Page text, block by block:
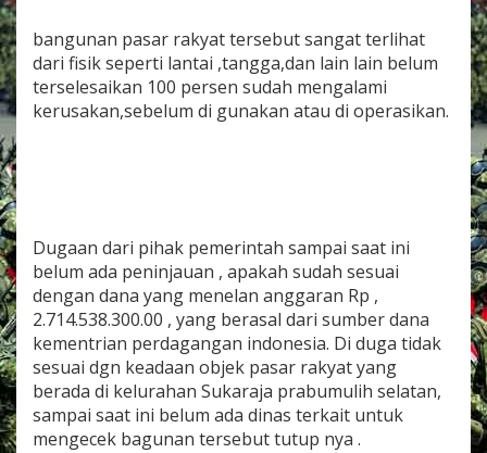
r
a
k
y
a
l
.
bangunan pasar rakyat tersebut sangat terlihat
dari fisik seperti lantai ,tangga,dan lain lain belum
terselesaikan 100 persen sudah mengalami
kerusakan,sebelum di gunakan atau di operasikan.
Dugaan dari pihak pemerintah sampai saat ini
belum ada peninjauan , apakah sudah sesuai
dengan dana yang menelan anggaran Rp ,
2.714.538.300.00 , yang berasal dari sumber dana
kementrian perdagangan indonesia. Di duga tidak
sesuai dgn keadaan objek pasar rakyat yang
berada di kelurahan Sukaraja prabumulih selatan,
sampai saat ini belum ada dinas terkait untuk
mengecek bagunan tersebut tutup nya .